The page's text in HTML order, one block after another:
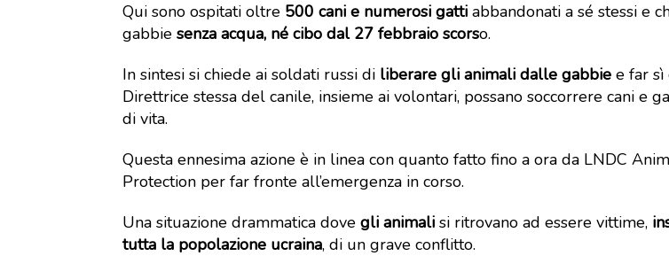
Qui sono ospitati oltre 500 cani e numerosi gatti abbandonati a sé stessi e
gabbie senza acqua, né cibo dal 27 febbraio scorso.
In sintesi si chiede ai soldati russi di liberare gli animali dalle gabbie e far sì
Direttrice stessa del canile, insieme ai volontari, possano soccorrere cani e
di vita.
Questa ennesima azione è in linea con quanto fatto fino a ora da LNDC
Protection per far fronte all’emergenza in corso.
Una situazione drammatica dove gli animali si ritrovano ad essere vittime,
tutta la popolazione ucraina, di un grave conflitto.